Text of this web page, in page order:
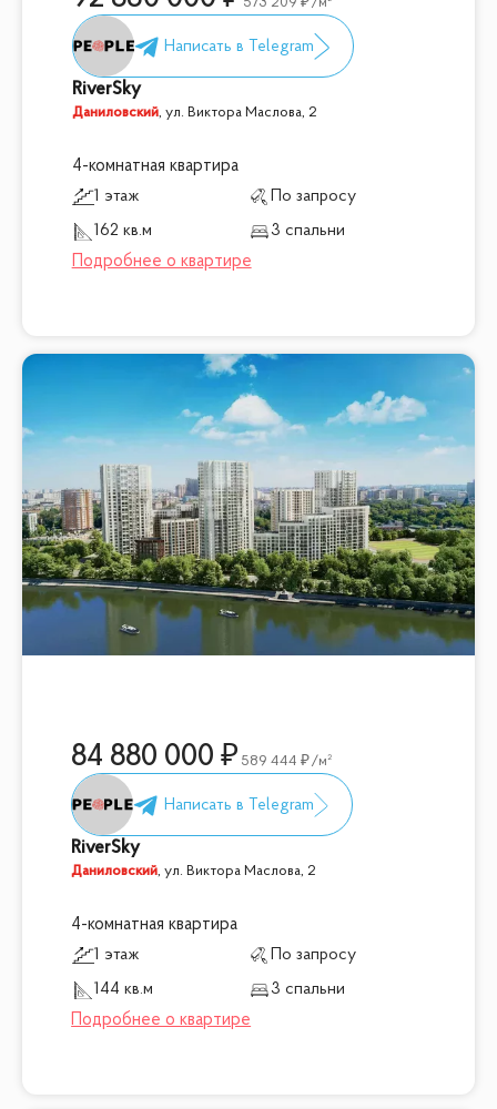
573 209 /м²
RiverSky
Даниловский, ул. Виктора Маслова, 2
4-комнатная квартира
1 этаж
По запросу
162 кв.м
3 спальни
84 880 000 589 444 /м²
RiverSky
Даниловский,ул. Виктора Маслова, 2
4-комнатная квартира
1 этаж
По запросу
144 кв.м
3 спальни